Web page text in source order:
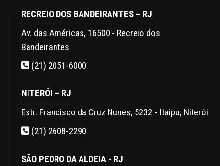
RECREIO DOS BANDEIRANTES – RJ
Av. das Américas, 16500 - Recreio dos
Bandeirantes
(21) 2051-6000
NITERÓI – RJ
Estr. Francisco da Cruz Nunes, 5232 - Itaipu, Niterói
(21) 2608-2290
SÃO PEDRO DA ALDEIA - RJ